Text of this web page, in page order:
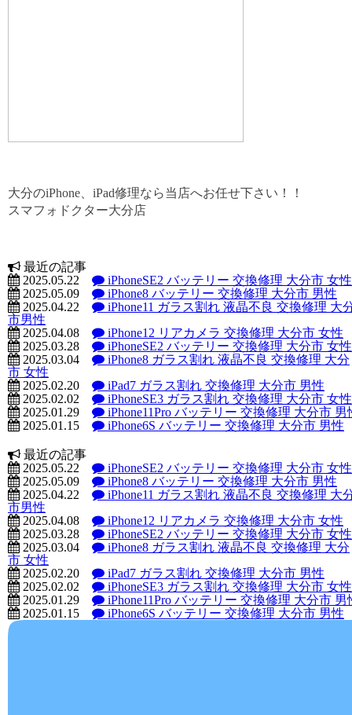
大分のiPhone、iPad修理なら当店へお任せ下さい！！
スマフォドクター大分店
最近の記事
2025.05.22
iPhoneSE2 バッテリー 交換修理 大分市 女性
2025.05.09
iPhone8 バッテリー 交換修理 大分市 男性
2025.04.22
iPhone11 ガラス割れ 液晶不良 交換修理 大
市男性
2025.04.08
iPhone12 リアカメラ 交換修理 大分市 女性
2025.03.28
iPhoneSE2 バッテリー 交換修理 大分市 女性
2025.03.04
iPhone8 ガラス割れ 液晶不良 交換修理 大分
市 女性
2025.02.20
iPad7 ガラス割れ 交換修理 大分市 男性
2025.02.02
iPhoneSE3 ガラス割れ 交換修理 大分市 女性
2025.01.29
iPhone11Pro バッテリー 交換修理 大分市 男
2025.01.15
iPhone6S バッテリー 交換修理 大分市 男性
最近の記事
2025.05.22
iPhoneSE2 バッテリー 交換修理 大分市 女性
2025.05.09
iPhone8 バッテリー 交換修理 大分市 男性
2025.04.22
iPhone11 ガラス割れ 液晶不良 交換修理 大
市男性
2025.04.08
iPhone12 リアカメラ 交換修理 大分市 女性
2025.03.28
iPhoneSE2 バッテリー 交換修理 大分市 女性
2025.03.04
iPhone8 ガラス割れ 液晶不良 交換修理 大分
市 女性
2025.02.20
iPad7 ガラス割れ 交換修理 大分市 男性
2025.02.02
iPhoneSE3 ガラス割れ 交換修理 大分市 女性
2025.01.29
iPhone11Pro バッテリー 交換修理 大分市 男
2025.01.15
iPhone6S バッテリー 交換修理 大分市 男性